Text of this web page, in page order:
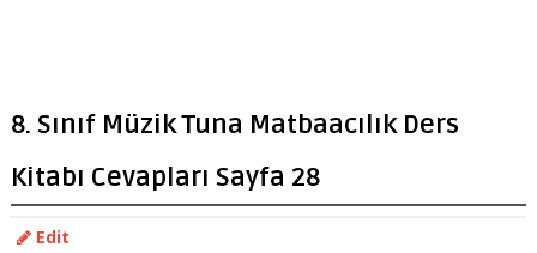
8. Sınıf Müzik Tuna Matbaacılık Ders
Kitabı Cevapları Sayfa 28
Edit